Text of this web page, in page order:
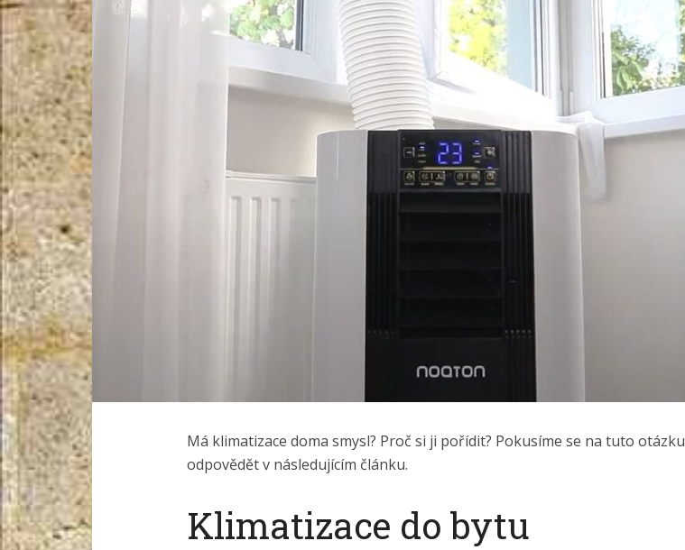
Má klimatizace doma smysl? Proč si ji pořídit? Pokusíme se na tuto otázku
odpovědět v následujícím článku.
Klimatizace do bytu